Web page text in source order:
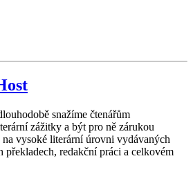
snažíme čtenářům
zážitky a být pro ně zárukou
vysoké literární úrovni vydávaných
redakční práci a celkovém